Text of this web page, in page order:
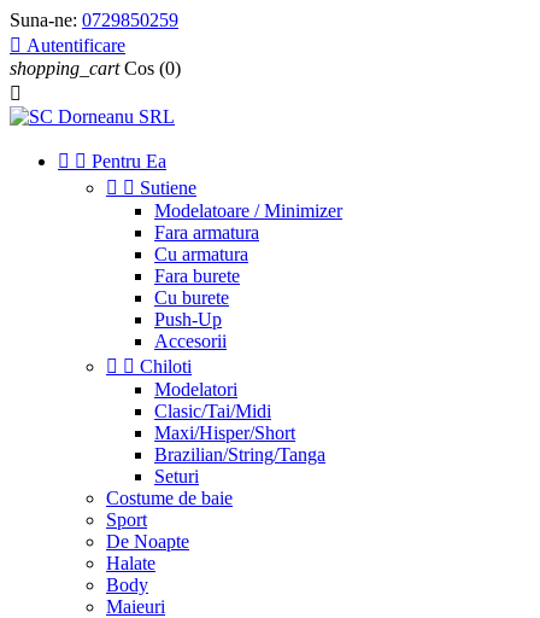
Suna-ne: 0729850259
 Autentificare
shopping_cart Cos (0)

  Pentru Ea
  Sutiene
Modelatoare / Minimizer
Fara armatura
Cu armatura
Fara burete
Cu burete
Push-Up
Accesorii
  Chiloti
Modelatori
Clasic/Tai/Midi
Maxi/Hisper/Short
Brazilian/String/Tanga
Seturi
Costume de baie
Sport
De Noapte
Halate
Body
Maieuri